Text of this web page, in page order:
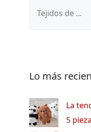
Lo más
La
5